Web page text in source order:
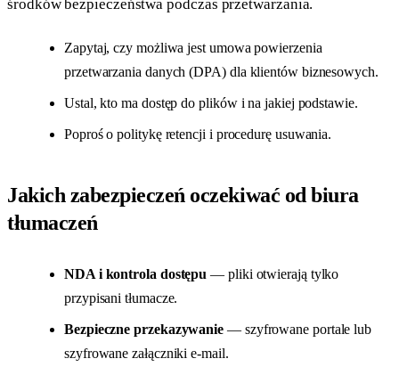
środków bezpieczeństwa podczas przetwarzania.
Zapytaj, czy możliwa jest umowa powierzenia
przetwarzania danych (DPA) dla klientów biznesowych.
Ustal, kto ma dostęp do plików i na jakiej podstawie.
Poproś o politykę retencji i procedurę usuwania.
Jakich zabezpieczeń oczekiwać od biura
tłumaczeń
NDA i kontrola dostępu — pliki otwierają tylko
przypisani tłumacze.
Bezpieczne przekazywanie — szyfrowane portale lub
szyfrowane załączniki e-mail.